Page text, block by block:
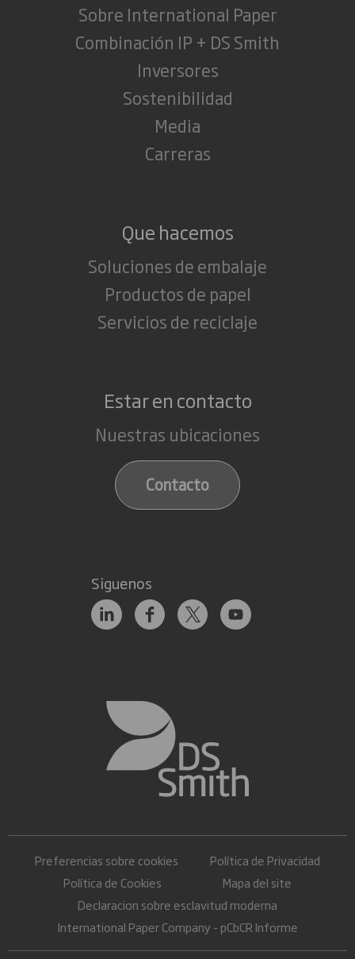
Sobre International Paper
Combinación IP + DS Smith
Inversores
Sostenibilidad
Media
Carreras
Que hacemos
Soluciones de embalaje
Productos de papel
Servicios de reciclaje
Estar en contacto
Nuestras ubicaciones
Contacto
Siguenos
Preferencias sobre cookies
Política de Privacidad
Política de Cookies
Mapa del site
Declaracion sobre esclavitud moderna
International Paper Company - pCbCR Informe